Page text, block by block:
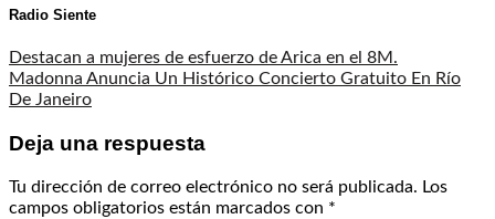
Radio Siente
Destacan a mujeres de esfuerzo de Arica en el 8M.
Madonna Anuncia Un Histórico Concierto Gratuito En Río
De Janeiro
Deja una respuesta
Tu dirección de correo electrónico no será publicada. Los
campos obligatorios están marcados con *